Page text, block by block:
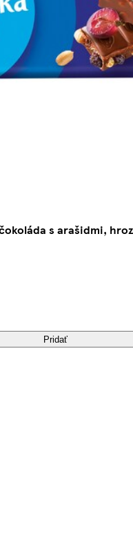
s arašidmi,
Pridať